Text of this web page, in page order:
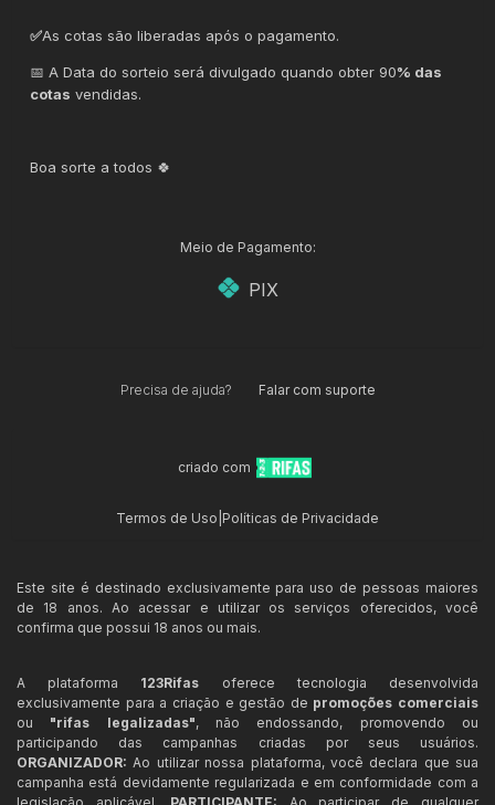
✅As cotas são liberadas após o pagamento.
📅 A Data do sorteio será divulgado quando obter 90% das
cotas vendidas.
Boa sorte a todos 🍀
Meio de Pagamento:
PIX
Precisa de ajuda? Falar com suporte
criado com
Termos de Uso Políticas de Privacidade
Este site é destinado exclusivamente para uso de pessoas maiores
de 18 anos. Ao acessar e utilizar os serviços oferecidos, você
confirma que possui 18 anos ou mais.
A plataforma 123Rifas oferece tecnologia desenvolvida
exclusivamente para a criação e gestão de promoções comerciais
ou "rifas legalizadas", não endossando, promovendo ou
participando das campanhas criadas por seus usuários.
ORGANIZADOR: Ao utilizar nossa plataforma, você declara que sua
campanha está devidamente regularizada e em conformidade com a